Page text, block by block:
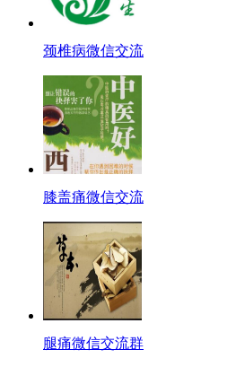
颈椎病微信交流
膝盖痛微信交流
腿痛微信交流群